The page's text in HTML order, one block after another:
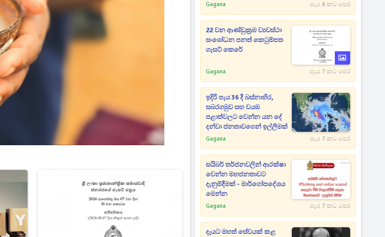
Gagana පැය 6 කට පෙර
22 වන ආණ්ඩුක්‍රම ව්‍යවස්ථා
සංශෝධන පනත් කෙටුම්පත
ගැසට් කෙරේ
Gagana පැය 7 කට පෙර
ඉදිරි පැය 36 දී බස්නාහිර,
සබරගමුව සහ වයඹ
පළාත්වලට වෙන්න යන දේ
දන්වා ජනතාවගෙන් ඉල්ලීමක්
Gagana පැය 7 කට පෙර
සයිබර් තර්ජනවලින් ආරක්ෂා
වෙන්න මහජනතාවට
දැනුම්දීමක් - මාර්ගෝපදේශය
මෙන්න
Gagana පැය 7 කට පෙර
දැයට මහත් සේවයක් කළ